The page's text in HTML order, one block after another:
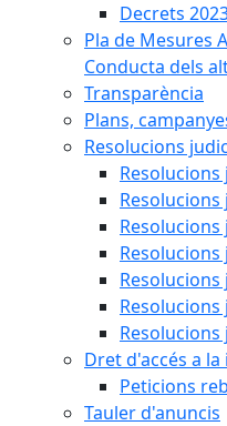
Decrets
Pla de Mesures
Conducta dels
Transparència
Plans,
Resolucions
Resolucions
Resolucions
Resolucions
Resolucions
Resolucions
Resolucions
Resolucions
Dret d'accés a
Peticions
Tauler d'anuncis